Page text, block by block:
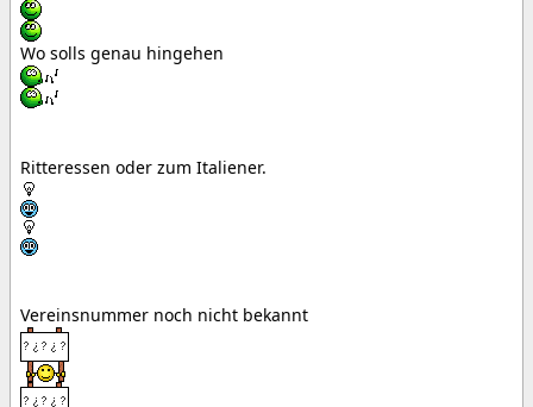
Wo solls genau hingehen
Ritteressen oder zum Italiener.
Vereinsnummer noch nicht bekannt